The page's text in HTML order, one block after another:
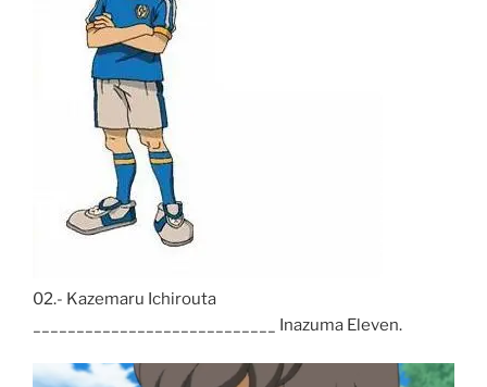
02.- Kazemaru Ichirouta
____________________________ Inazuma Eleven.